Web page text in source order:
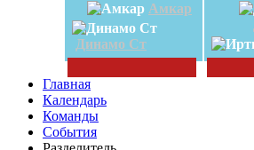
Амкар
Динамо Ст
Главная
Календарь
Команды
События